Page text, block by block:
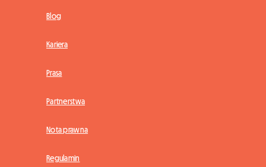
Blog
Kariera
Prasa
Partnerstwa
Nota prawna
Regulamin